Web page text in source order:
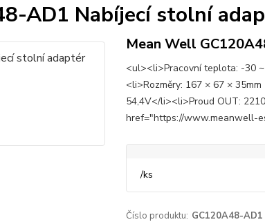
AD1 Nabíjecí stolní
Mean Well
<ul><li>Pracovní teplota: -30
<li>Rozměry: 167 × 67 ×
54,4V</li><li>Proud OUT:
href="https://www.meanwell-
/ks
Číslo produktu: GC120A48-AD1